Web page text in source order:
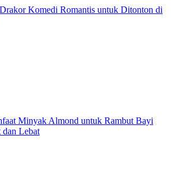
Komedi Romantis untuk Ditonton di
Minyak Almond untuk Rambut Bayi
dan Lebat